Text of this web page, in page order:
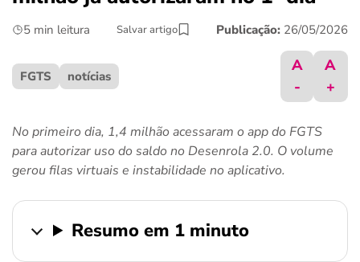
últimas notícias
ferramentas
5 min leitura Salvar artigo Publicação: 26/05/2026
FGTS notícias
A
-
A
+
No primeiro dia, 1,4 milhão acessaram o app do FGTS
para autorizar uso do saldo no Desenrola 2.0. O volume
gerou filas virtuais e instabilidade no aplicativo.
Resumo em 1 minuto